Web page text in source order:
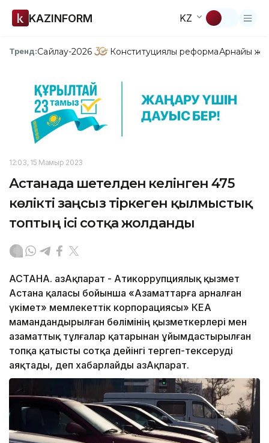
KAZINFORM KZ
Тренд:Сайлау-2026 Конституциялық реформаАрнайы
12:03, 15 Мамыр 2023
Астанада шетелден әкелінген 475
көлікті заңсыз тіркеген қылмыстық
топтың ісі сотқа жолданды
АСТАНА. ҚазАқпарат - Атикоррупциялық қызмет
Астана қаласы бойынша «Азаматтарға арналған
үкімет» мемлекеттік корпорациясы» КЕАҚ
мамандандырылған бөлімінің қызметкерлері мен
азаматтық тұлғалар қатарынан ұйымдастырылған
топқа қатысты сотқа дейінгі тергеп-тексеруді
аяқтады, деп хабарлайды ҚазАқпарат.